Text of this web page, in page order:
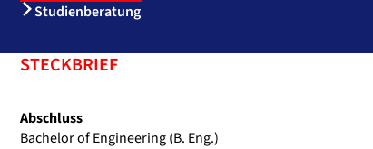
Studienberatung
STECKBRIEF
Abschluss
Bachelor of Engineering (B. Eng.)